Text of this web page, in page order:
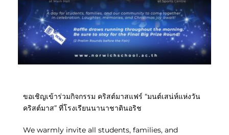
ขอเชิญเข้าร่วมกิจกรรม คริสต์มาสแฟร์ “มนต์เสน่ห์แห่งวัน
คริสต์มาส” ที่โรงเรียนนานาชาตินอริช
We warmly invite all students, families, and